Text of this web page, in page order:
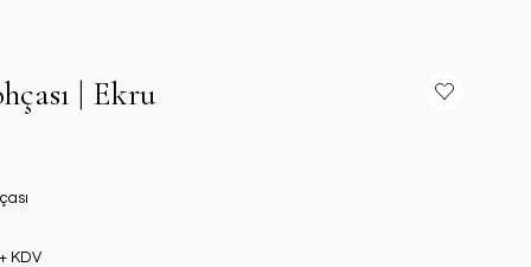
| Ekru
KDV